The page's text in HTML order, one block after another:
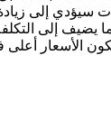
سيؤدي إلى
إلى التكلفة
الأسعار